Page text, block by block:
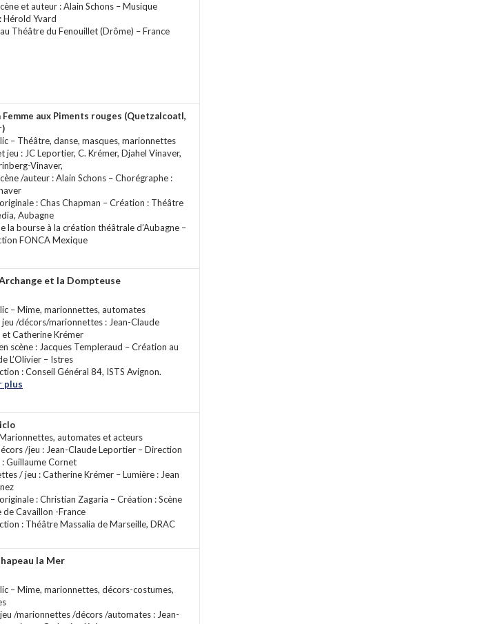
et auteur : Alain Schons – Musique
Hérold Yvard
Théâtre du Fenouillet (Drôme) – France
Femme aux Piments rouges (Quetzalcoatl,
– Théâtre, danse, masques, marionnettes
jeu : JC Leportier, C. Krémer, Djahel Vinaver,
Vinaver,
/auteur : Alain Schons – Chorégraphe :
: Chas Chapman – Création : Théâtre
Aubagne
la bourse à la création théâtrale d’Aubagne –
FONCA Mexique
et la Dompteuse
– Mime, marionnettes, automates
/décors/marionnettes : Jean-Claude
Catherine Krémer
scène : Jacques Templeraud – Création au
L’Olivier – Istres
: Conseil Général 84, ISTS Avignon.
plus
automates et acteurs
/jeu : Jean-Claude Leportier – Direction
: Guillaume Cornet
/ jeu : Catherine Krémer – Lumière : Jean
: Christian Zagaria – Création : Scène
de Cavaillon -France
: Théâtre Massalia de Marseille, DRAC
la Mer
– Mime, marionnettes, décors-costumes,
/marionnettes /décors /automates : Jean-